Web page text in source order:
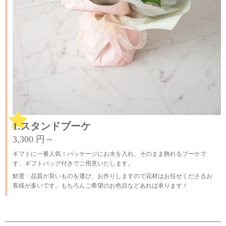
1.スタンドブーケ
3,300 円～
ギフトに一番人気！パッケージにお水を入れ、そのまま飾れるブーケで
す。ギフトバッグ付きでご用意いたします。
鮮度・品質が良いものを選び、お作りしますので花材はお任せくださるお
客様が多いです。もちろんご希望のお色目などあれば承ります！